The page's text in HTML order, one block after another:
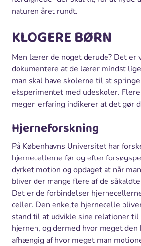
naturen året rundt.
KLOGERE BØRN
Men lærer de noget derude? Det er
dokumentere at de lærer mindst
man skal have skolerne til at
eksperimentet med udeskoler.
megen erfaring indikerer at det gør
Hjerneforskning
På Københavns Universitet har
hjernecellerne før og efter
dyrket motion og opdaget at når
bliver der mange flere af de
Det er de forbindelser
celler. Den enkelte hjernecelle
stand til at udvikle sine relationer til
hjernen, og dermed hvor meget den
afhængig af hvor meget man